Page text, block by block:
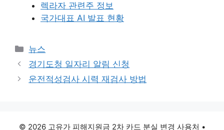
렉라자 관련주 정보
국가대표 AI 발표 현황
카
테
리
뉴스
경기도청 일자리 알림 신청
운전적성검사 시력 재검사 방법
© 2026 고유가 피해지원금 2차 카드 분실 변경 사용처 •